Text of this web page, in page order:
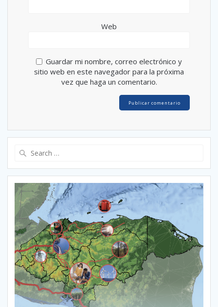
Web
Guardar mi nombre, correo electrónico y
sitio web en este navegador para la próxima
vez que haga un comentario.